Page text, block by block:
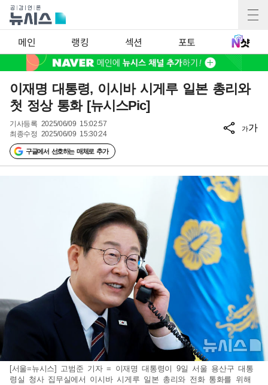
메인 랭킹 섹션 포토
이재명 대통령, 이시바 시게루 일본 총리와
첫 정상 통화 [뉴시스Pic]
기사등록 2025/06/09 15:02:57
최종수정 2025/06/09 15:30:24
구글에서 선호하는 매체로 추가
가가
[서울=뉴시스] 고범준 기자 = 이재명 대통령이 9일 서울 용산구 대통
령실 청사 집무실에서 이시바 시게루 일본 총리와 전화 통화를 위해